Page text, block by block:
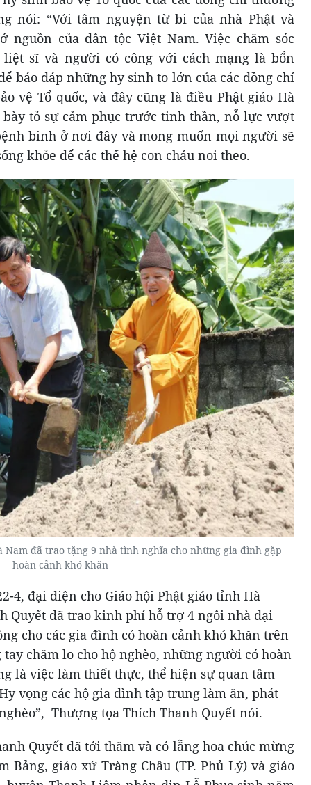
nói: “Với tâm nguyện từ bi của nhà Phật và
nguồn của dân tộc Việt Nam. Việc chăm sóc
sĩ và người có công với cách mạng là bổn
báo đáp những hy sinh to lớn của các đồng chí
vệ Tổ quốc, và đây cũng là điều Phật giáo Hà
tỏ sự cảm phục trước tinh thần, nỗ lực vượt
binh ở nơi đây và mong muốn mọi người sẽ
khỏe để các thế hệ con cháu noi theo.
Nam đã trao tặng 9 nhà tình nghĩa cho những gia đình gặp
hoàn cảnh khó khăn
4, đại diện cho Giáo hội Phật giáo tỉnh Hà
Quyết đã trao kinh phí hỗ trợ 4 ngôi nhà đại
cho các gia đình có hoàn cảnh khó khăn trên
chăm lo cho hộ nghèo, những người có hoàn
là việc làm thiết thực, thể hiện sự quan tâm
vọng các hộ gia đình tập trung làm ăn, phát
Thượng tọa Thích Thanh Quyết nói.
Quyết đã tới thăm và có lẵng hoa chúc mừng
giáo xứ Tràng Châu (TP. Phủ Lý) và giáo